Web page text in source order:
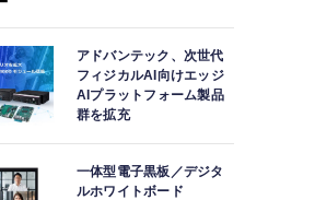
アドバンテック、次世代
フィジカルAI向けエッジ
AIプラットフォーム製品
群を拡充
一体型電子黒板／デジタ
ルホワイトボード